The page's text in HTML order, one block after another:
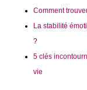
Comment
La stabilité
?
5 clés
vie